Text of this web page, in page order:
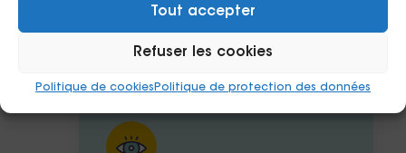
Tout accepter
Refuser les cookies
Politique de cookies Politique de protection des données
Questionnaire VALORIS – Volet
médico-social